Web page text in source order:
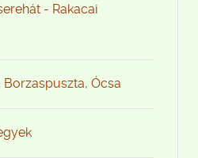
- Rakacai
Borzaspuszta, Ócsa